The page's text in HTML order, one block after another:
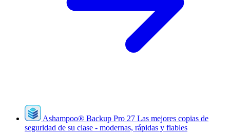
Ashampoo® Backup Pro 27 Las mejores copias de
seguridad de su clase - modernas, rápidas y fiables